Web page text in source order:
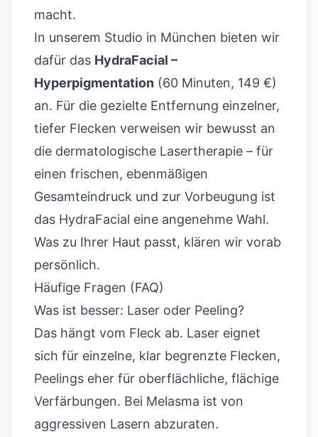
macht.
In unserem Studio in München bieten wir
dafür das HydraFacial –
Hyperpigmentation (60 Minuten, 149 €)
an. Für die gezielte Entfernung einzelner,
tiefer Flecken verweisen wir bewusst an
die dermatologische Lasertherapie – für
einen frischen, ebenmäßigen
Gesamteindruck und zur Vorbeugung ist
das HydraFacial eine angenehme Wahl.
Was zu Ihrer Haut passt, klären wir vorab
persönlich.
Häufige Fragen (FAQ)
Was ist besser: Laser oder Peeling?
Das hängt vom Fleck ab. Laser eignet
sich für einzelne, klar begrenzte Flecken,
Peelings eher für oberflächliche, flächige
Verfärbungen. Bei Melasma ist von
aggressiven Lasern abzuraten.